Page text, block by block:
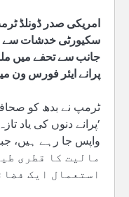
امریکی صدر ڈونلڈ
سکیورٹی خدشات سے
جانب سے تحفے میں
پرانے ایئر فورس ون
ٹرمپ نے بدھ کو
’پرانے دنوں کی یاد
مالیت کا قطری
استعمال ایک